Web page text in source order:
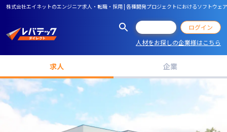
株式会社エイネットのエンジニア求人・転職・採用 | 各種開発プロジェクトにおけるソフトウ
ログイン
人材をお探しの企業様はこちら
求人 企業